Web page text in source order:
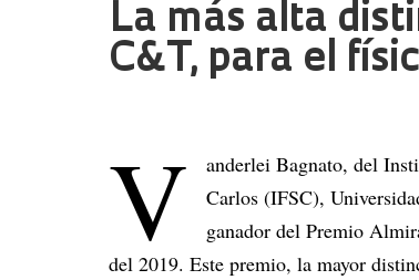
La más alta
C&T, para el
V
anderlei Bagnato, del
Carlos (IFSC),
ganador del Premio
del 2019. Este premio, la mayor